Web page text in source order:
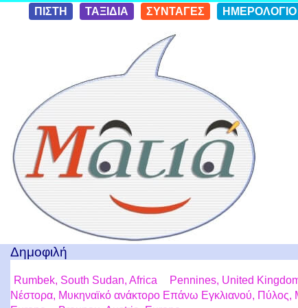
Skip to
conten
ΠΙΣΤΗ ΤΑΞΙΔΙΑ ΣΥΝΤΑΓΕΣ ΗΜΕΡΟΛΟΓΙΟ
Δημοφιλή
Rumbek, South Sudan, Africa Pennines, United
Νέστορα, Μυκηναϊκό ανάκτορο Επάνω Εγκλιανού,